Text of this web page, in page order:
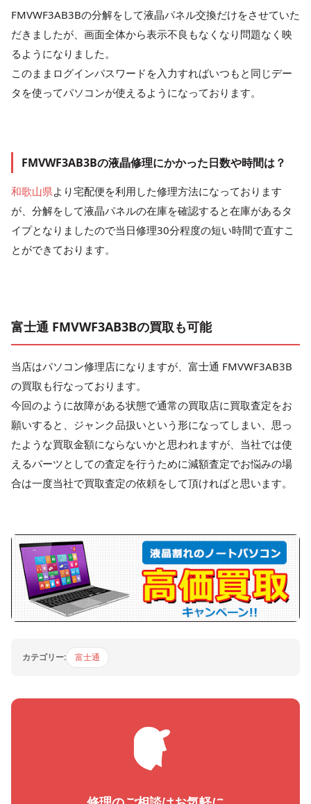
FMVWF3AB3Bの分解をして液晶パネル交換だけをさせていた
だきましたが、画面全体から表示不良もなくなり問題なく映
るようになりました。
このままログインパスワードを入力すればいつもと同じデー
タを使ってパソコンが使えるようになっております。
FMVWF3AB3Bの液晶修理にかかった日数や時間は？
和歌山県より宅配便を利用した修理方法になっております
が、分解をして液晶パネルの在庫を確認すると在庫があるタ
イプとなりましたので当日修理30分程度の短い時間で直すこ
とができております。
富士通 FMVWF3AB3Bの買取も可能
当店はパソコン修理店になりますが、富士通 FMVWF3AB3B
の買取も行なっております。
今回のように故障がある状態で通常の買取店に買取査定をお
願いすると、ジャンク品扱いという形になってしまい、思っ
たような買取金額にならないかと思われますが、当社では使
えるパーツとしての査定を行うために減額査定でお悩みの場
合は一度当社で買取査定の依頼をして頂ければと思います。
カテゴリー: 富士通